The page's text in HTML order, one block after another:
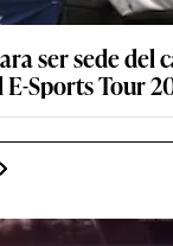
ser sede del
Sports Tour